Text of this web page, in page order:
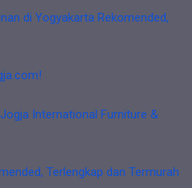
di Yogyakarta Rekomended,
International Furniture &
Terlengkap dan Termurah